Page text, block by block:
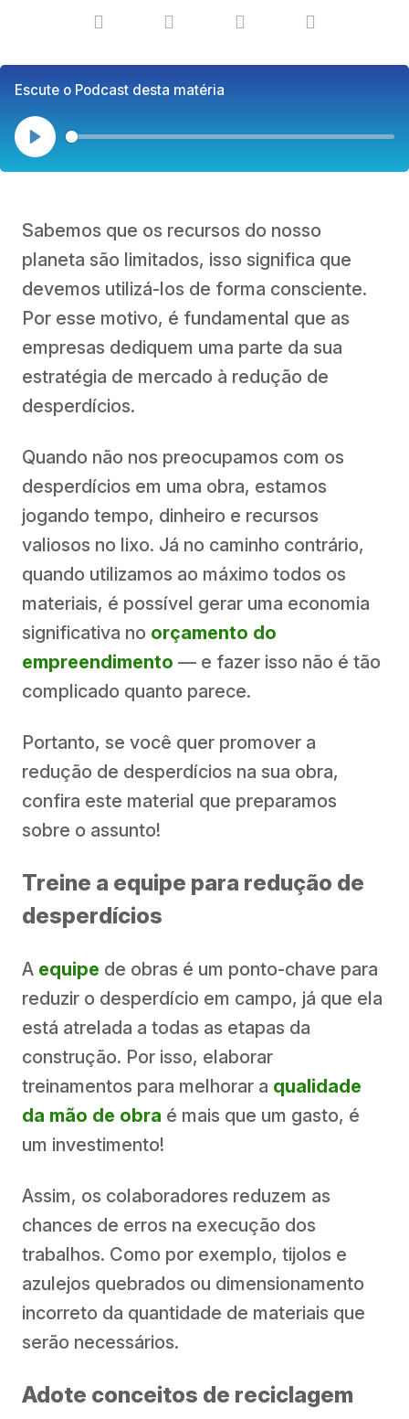
Escute o Podcast desta matéria
Play
Sabemos que os recursos do nosso
planeta são limitados, isso significa que
devemos utilizá-los de forma consciente.
Por esse motivo, é fundamental que as
empresas dediquem uma parte da sua
estratégia de mercado à redução de
desperdícios.
Quando não nos preocupamos com os
desperdícios em uma obra, estamos
jogando tempo, dinheiro e recursos
valiosos no lixo. Já no caminho contrário,
quando utilizamos ao máximo todos os
materiais, é possível gerar uma economia
significativa no orçamento do
empreendimento — e fazer isso não é tão
complicado quanto parece.
Portanto, se você quer promover a
redução de desperdícios na sua obra,
confira este material que preparamos
sobre o assunto!
Treine a equipe para redução de
desperdícios
A equipe de obras é um ponto-chave para
reduzir o desperdício em campo, já que ela
está atrelada a todas as etapas da
construção. Por isso, elaborar
treinamentos para melhorar a qualidade
da mão de obra é mais que um gasto, é
um investimento!
Assim, os colaboradores reduzem as
chances de erros na execução dos
trabalhos. Como por exemplo, tijolos e
azulejos quebrados ou dimensionamento
incorreto da quantidade de materiais que
serão necessários.
Adote conceitos de reciclagem